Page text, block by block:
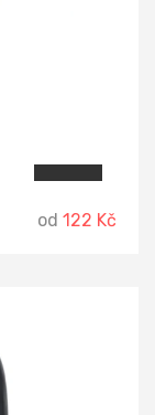
od 122 Kč